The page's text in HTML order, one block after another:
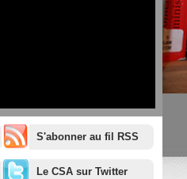
S'abonner au fil RSS
Le CSA sur Twitter